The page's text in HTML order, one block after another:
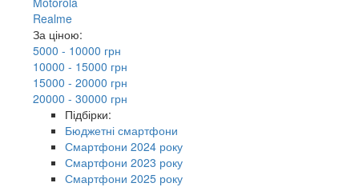
Realme
За ціною:
5000 - 10000 грн
10000 - 15000 грн
15000 - 20000 грн
20000 - 30000 грн
Підбірки:
Бюджетні смартфони
Смартфони 2024 року
Смартфони 2023 року
Смартфони 2025 року